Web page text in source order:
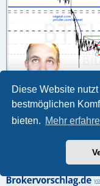
Diese Website
bestmöglichen
bieten. Mehr
28-20000.PNG (229.58
Der Gewinn liegt im Einkauf.